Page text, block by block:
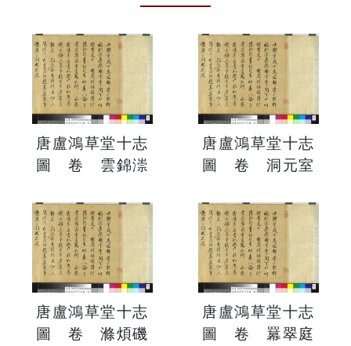
唐盧鴻草堂十志
圖 卷 雲錦漴
唐盧鴻草堂十志
圖 卷 洞元室
唐盧鴻草堂十志
圖 卷 滌煩磯
唐盧鴻草堂十志
圖 卷 羃翠庭